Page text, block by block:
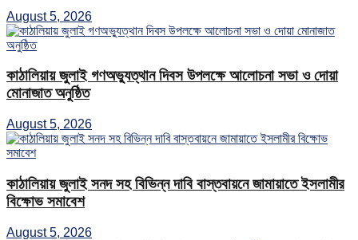
August 5, 2026
কাঠালিয়ায় জুলাই গণঅভ্যুত্থান দিবস উপলক্ষে আলোচনা সভা ও দোয়া
মোনাজাত অনুষ্ঠিত
August 5, 2026
কাঠালিয়ায় জুলাই সনদ সহ বিভিন্ন দাবি বাস্তবায়নে জামায়াতে ইসলামীর
বিক্ষোভ সমাবেশ
August 5, 2026